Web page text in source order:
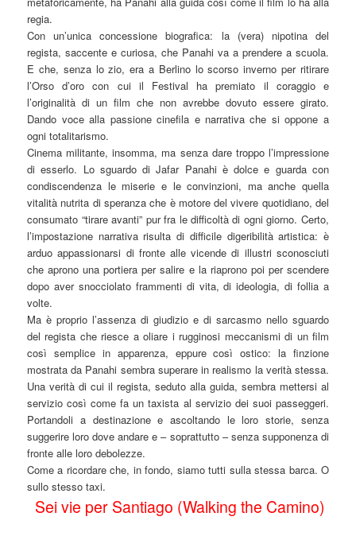
regia.
Con un’unica concessione biografica: la (vera) nipotina del
regista, saccente e curiosa, che Panahi va a prendere a scuola.
E che, senza lo zio, era a Berlino lo scorso inverno per ritirare
l’Orso d’oro con cui il Festival ha premiato il coraggio e
l’originalità di un film che non avrebbe dovuto essere girato.
Dando voce alla passione cinefila e narrativa che si oppone a
ogni totalitarismo.
Cinema militante, insomma, ma senza dare troppo l’impressione
di esserlo. Lo sguardo di Jafar Panahi è dolce e guarda con
condiscendenza le miserie e le convinzioni, ma anche quella
vitalità nutrita di speranza che è motore del vivere quotidiano, del
consumato “tirare avanti” pur fra le difficoltà di ogni giorno. Certo,
l’impostazione narrativa risulta di difficile digeribilità artistica: è
arduo appassionarsi di fronte alle vicende di illustri sconosciuti
che aprono una portiera per salire e la riaprono poi per scendere
dopo aver snocciolato frammenti di vita, di ideologia, di follia a
volte.
Ma è proprio l’assenza di giudizio e di sarcasmo nello sguardo
del regista che riesce a oliare i rugginosi meccanismi di un film
così semplice in apparenza, eppure così ostico: la finzione
mostrata da Panahi sembra superare in realismo la verità stessa.
Una verità di cui il regista, seduto alla guida, sembra mettersi al
servizio così come fa un taxista al servizio dei suoi passeggeri.
Portandoli a destinazione e ascoltando le loro storie, senza
suggerire loro dove andare e – soprattutto – senza supponenza di
fronte alle loro debolezze.
Come a ricordare che, in fondo, siamo tutti sulla stessa barca. O
sullo stesso taxi.
Sei vie per Santiago (Walking the Camino)